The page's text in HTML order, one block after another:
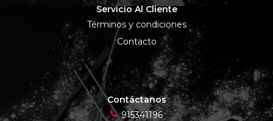
Servicio Al Cliente
Términos y condiciones
Contacto
Contáctanos
915341196